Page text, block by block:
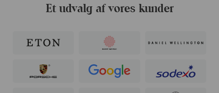
Et udvalg af vores kunder